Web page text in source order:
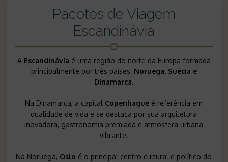
Pacotes de Viagem
Escandinávia
A Escandinávia é uma região do norte da Europa formada
principalmente por três países: Noruega, Suécia e
Dinamarca.
Na Dinamarca, a capital Copenhague é referência em
qualidade de vida e se destaca por sua arquitetura
inovadora, gastronomia premiada e atmosfera urbana
vibrante.
Na Noruega, Oslo é o principal centro cultural e político do